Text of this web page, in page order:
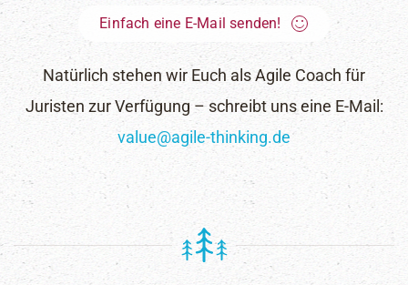
Einfach eine E-Mail senden!
Natürlich stehen wir Euch als Agile Coach für
Juristen zur Verfügung – schreibt uns eine E-Mail:
value@agile-thinking.de
Ich möchte den Newsletter erhalten und habe die
Datenschutzerklärung
gelesen und akzeptiert.